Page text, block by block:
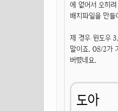
에 없어서 오히
배치파일을 만
제 경우 윈도우
말이죠. OS/2가
버렸네요.
도아